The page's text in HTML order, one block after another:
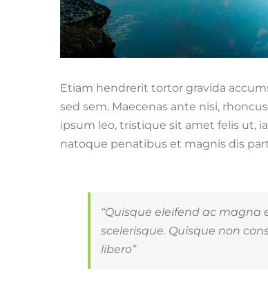
Etiam hendrerit tortor gravida
sed sem. Maecenas ante nisi,
ipsum leo, tristique sit amet felis ut,
natoque penatibus et magnis dis
“Quisque eleifend ac magna
scelerisque. Quisque non
libero”